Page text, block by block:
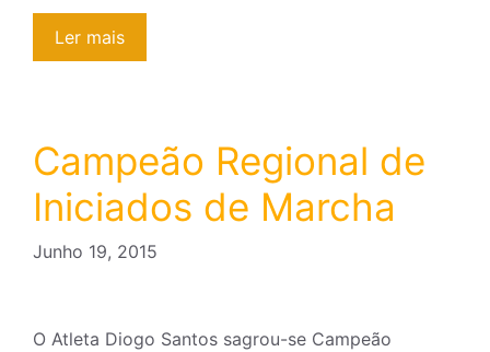
Ler mais
Campeão Regional de
Iniciados de Marcha
Junho 19, 2015
O Atleta Diogo Santos sagrou-se Campeão